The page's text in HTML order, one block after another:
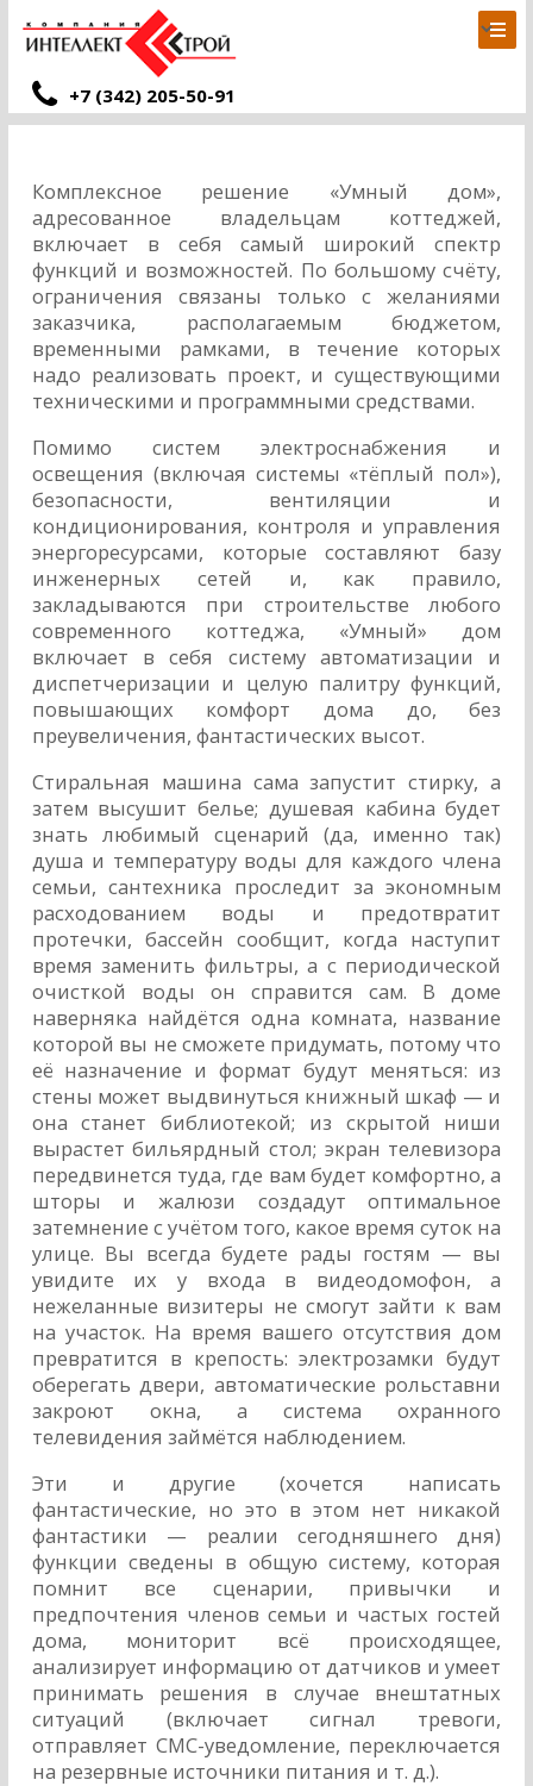
+7 (342) 205-50-91
Комплексное решение «Умный дом»,
адресованное владельцам коттеджей,
включает в себя самый широкий спектр
функций и возможностей. По большому счёту,
ограничения связаны только с желаниями
заказчика, располагаемым бюджетом,
временными рамками, в течение которых
надо реализовать проект, и существующими
техническими и программными средствами.
Помимо систем электроснабжения и
освещения (включая системы «тёплый пол»),
безопасности, вентиляции и
кондиционирования, контроля и управления
энергоресурсами, которые составляют базу
инженерных сетей и, как правило,
закладываются при строительстве любого
современного коттеджа, «Умный» дом
включает в себя систему автоматизации и
диспетчеризации и целую палитру функций,
повышающих комфорт дома до, без
преувеличения, фантастических высот.
Стиральная машина сама запустит стирку, а
затем высушит белье; душевая кабина будет
знать любимый сценарий (да, именно так)
душа и температуру воды для каждого члена
семьи, сантехника проследит за экономным
расходованием воды и предотвратит
протечки, бассейн сообщит, когда наступит
время заменить фильтры, а с периодической
очисткой воды он справится сам. В доме
наверняка найдётся одна комната, название
которой вы не сможете придумать, потому что
её назначение и формат будут меняться: из
стены может выдвинуться книжный шкаф — и
она станет библиотекой; из скрытой ниши
вырастет бильярдный стол; экран телевизора
передвинется туда, где вам будет комфортно, а
шторы и жалюзи создадут оптимальное
затемнение с учётом того, какое время суток на
улице. Вы всегда будете рады гостям — вы
увидите их у входа в видеодомофон, а
нежеланные визитеры не смогут зайти к вам
на участок. На время вашего отсутствия дом
превратится в крепость: электрозамки будут
оберегать двери, автоматические рольставни
закроют окна, а система охранного
телевидения займётся наблюдением.
Эти и другие (хочется написать
фантастические, но это в этом нет никакой
фантастики — реалии сегодняшнего дня)
функции сведены в общую систему, которая
помнит все сценарии, привычки и
предпочтения членов семьи и частых гостей
дома, мониторит всё происходящее,
анализирует информацию от датчиков и умеет
принимать решения в случае внештатных
ситуаций (включает сигнал тревоги,
отправляет СМС-уведомление, переключается
на резервные источники питания и т. д.).